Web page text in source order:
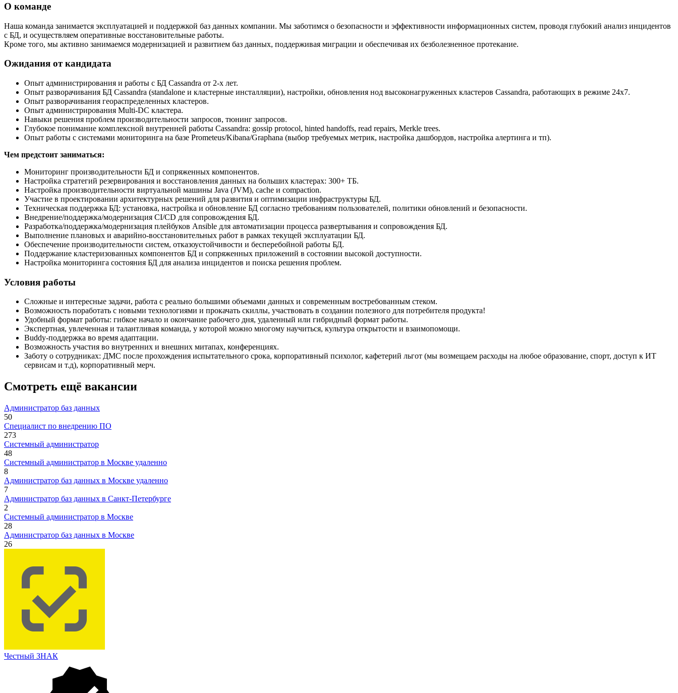
О команде
Наша команда занимается эксплуатацией и поддержкой баз данных компании. Мы заботимся о безопасности и эффективности информационных систем, проводя глубокий анализ инцидентов
с БД, и осуществляем оперативные восстановительные работы.
Кроме того, мы активно занимаемся модернизацией и развитием баз данных, поддерживая миграции и обеспечивая их безболезненное протекание.
Ожидания от кандидата
Опыт администрирования и работы с БД Cassandra от 2-х лет.
Опыт разворачивания БД Cassandra (standalone и кластерные инсталляции), настройки, обновления нод высоконагруженных кластеров Cassandra, работающих в режиме 24х7.
Опыт разворачивания геораспределенных кластеров.
Опыт администрирования Multi-DC кластера.
Навыки решения проблем производительности запросов, тюнинг запросов.
Глубокое понимание комплексной внутренней работы Cassandra: gossip protocol, hinted handoffs, read repairs, Merkle trees.
Опыт работы с системами мониторинга на базе Prometeus/Kibana/Graphana (выбор требуемых метрик, настройка дашбордов, настройка алертинга и тп).
Чем предстоит заниматься:
Мониторинг производительности БД и сопряженных компонентов.
Настройка стратегий резервирования и восстановления данных на больших кластерах: 300+ ТБ.
Настройка производительности виртуальной машины Java (JVM), cache и compaction.
Участие в проектировании архитектурных решений для развития и оптимизации инфраструктуры БД.
Техническая поддержка БД: установка, настройка и обновление БД согласно требованиям пользователей, политики обновлений и безопасности.
Внедрение/поддержка/модернизация CI/CD для сопровождения БД.
Разработка/поддержка/модернизация плейбуков Ansible для автоматизации процесса развертывания и сопровождения БД.
Выполнение плановых и аварийно-восстановительных работ в рамках текущей эксплуатации БД.
Обеспечение производительности систем, отказоустойчивости и бесперебойной работы БД.
Поддержание кластеризованных компонентов БД и сопряженных приложений в состоянии высокой доступности.
Настройка мониторинга состояния БД для анализа инцидентов и поиска решения проблем.
Условия работы
Сложные и интересные задачи, работа с реально большими объемами данных и современным востребованным стеком.
Возможность поработать с новыми технологиями и прокачать скиллы, участвовать в создании полезного для потребителя продукта!
Удобный формат работы: гибкое начало и окончание рабочего дня, удаленный или гибридный формат работы.
Экспертная, увлеченная и талантливая команда, у которой можно многому научиться, культура открытости и взаимопомощи.
Buddy-поддержка во время адаптации.
Возможность участия во внутренних и внешних митапах, конференциях.
Заботу о сотрудниках: ДМС после прохождения испытательного срока, корпоративный психолог, кафетерий льгот (мы возмещаем расходы на любое образование, спорт, доступ к ИТ
сервисам и т.д), корпоративный мерч.
Смотреть ещё вакансии
Администратор баз данных
50
Специалист по внедрению ПО
273
Системный администратор
48
Системный администратор в Москве удаленно
8
Администратор баз данных в Москве удаленно
7
Администратор баз данных в Санкт-Петербурге
2
Системный администратор в Москве
28
Администратор баз данных в Москве
26
Честный ЗНАК